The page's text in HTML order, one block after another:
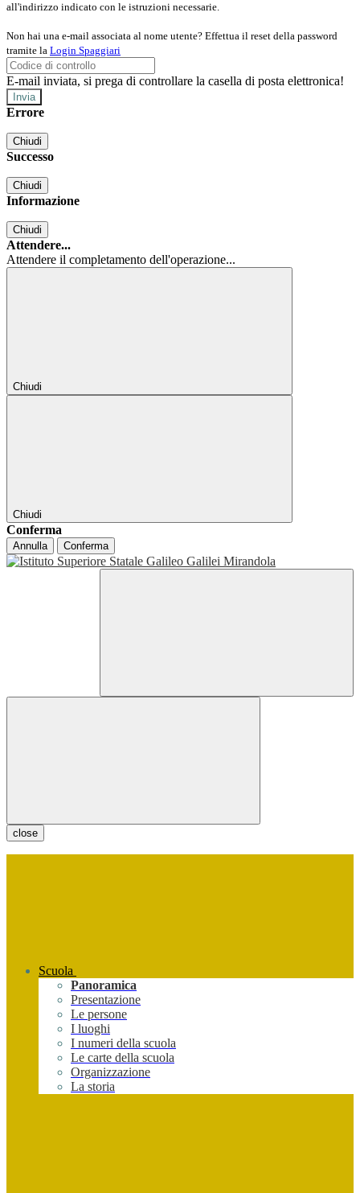
all'indirizzo indicato con le istruzioni necessarie.
Non hai una e-mail associata al nome utente? Effettua il reset della password
tramite la Login Spaggiari
E-mail inviata, si prega di controllare la casella di posta elettronica!
Errore
Chiudi
Successo
Chiudi
Informazione
Chiudi
Attendere...
Attendere il completamento dell'operazione...
Chiudi
Chiudi
Conferma
Annulla Conferma
close
Scuola
Panoramica
Presentazione
Le persone
I luoghi
I numeri della scuola
Le carte della scuola
Organizzazione
La storia